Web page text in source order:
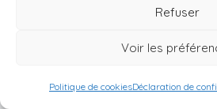
Refuser
Voir les
Politique de cookiesDéclaration de
termes d’accessibilité, les
souvent situés dans des
immobilier vietnamien